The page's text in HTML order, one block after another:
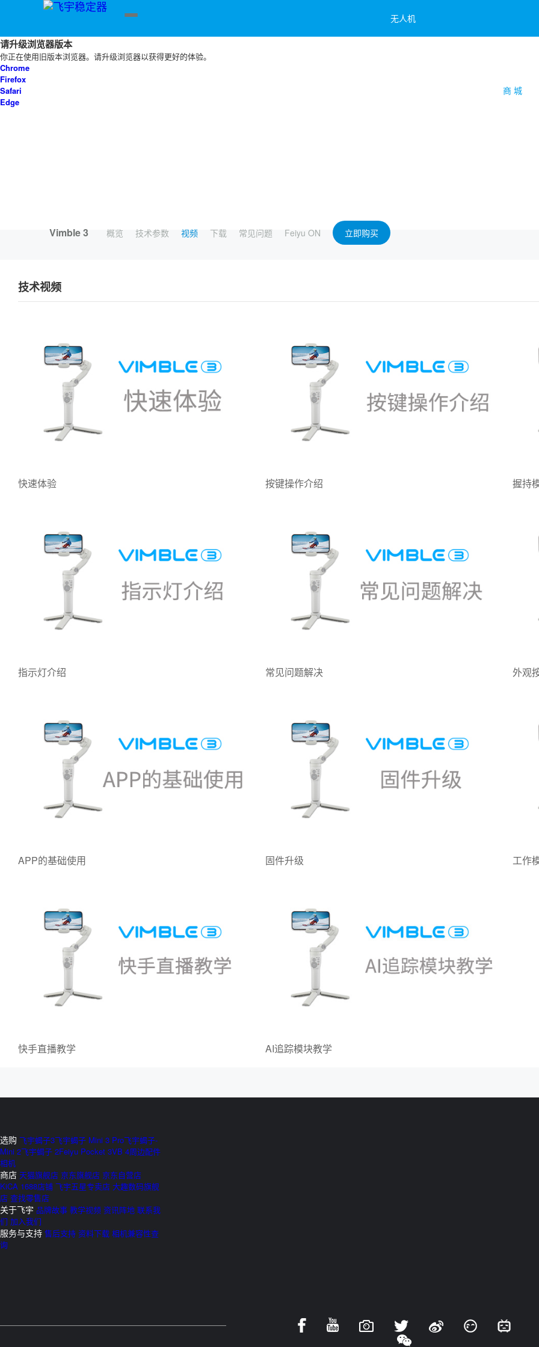
无人机
商 城
飞宇蝎子Mini 3手机版 飞宇VB 4 飞宇蝎子-Mini P
飞宇蝎子-C 2 飞宇蝎子3 飞宇蝎子Mini 3 Pro
Feiyu Pocket 3 Feiyu Pocket 2S Feiyu Pocket 2
请升级浏览器版本
你正在使用旧版本浏览器。请升级浏览器以获得更好的体验。
Chrome
Firefox
Safari
Edge
Vimble 3 概览 技术参数 视频 下载 常见问题 Feiyu ON 立即购买
技术视频
快速体验 按键操作介绍 握持
指示灯介绍 常见问题解决 外观
APP的基础使用 固件升级 工作
快手直播教学 AI追踪模块教学
选购 飞宇蝎子3飞宇蝎子 Mini 3 Pro飞宇蝎子-
Mini 2飞宇蝎子 2Feiyu Pocket 3VB 4周边配件
相机
商店 天猫旗舰店 京东旗舰店 京东自营店
KiCA 1688店铺 飞宇五星专卖店 大趣数码旗舰
店 查找零售店
关于飞宇 品牌故事 教学视频 资讯阵地 联系我
们 加入我们
服务与支持 售后支持 资料下载 相机兼容性查
询